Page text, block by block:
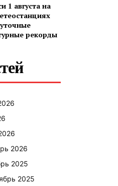
1 августа на
рекорды
2026
2025
2025